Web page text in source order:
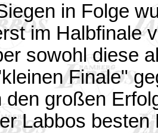
in Folge
im Halbfinale
sowohl diese
Finale"
den großen
Labbos